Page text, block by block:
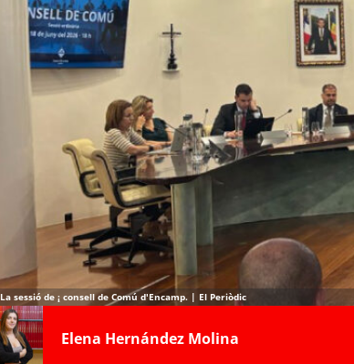
La sessió de ¡ consell de Comú d'Encamp. | El Periòdic
Elena Hernández Molina